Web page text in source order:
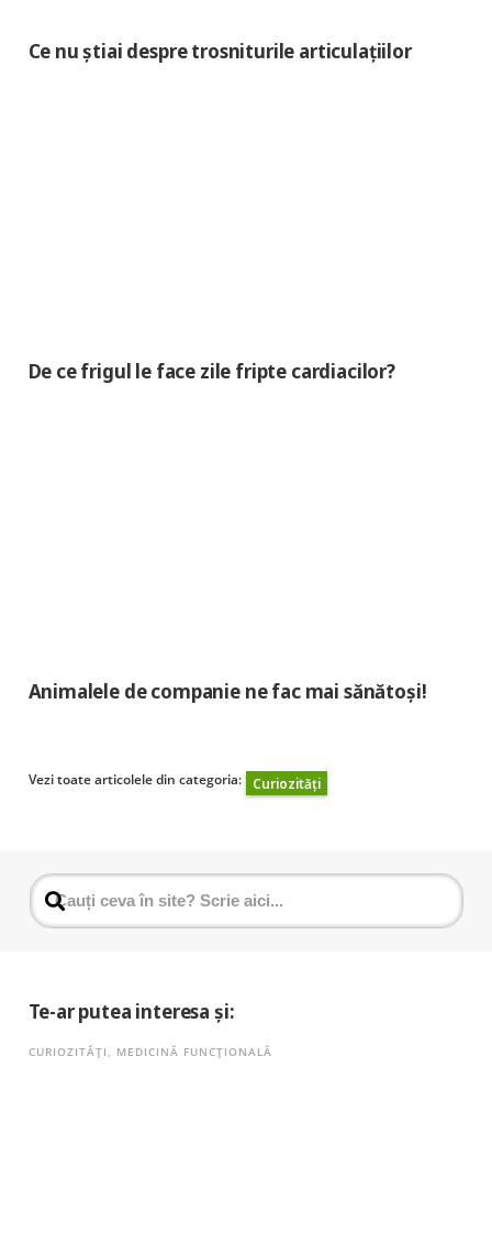
Ce nu știai despre trosniturile articulațiilor
De ce frigul le face zile fripte cardiacilor?
Animalele de companie ne fac mai sănătoși!
Vezi toate articolele din categoria: Curiozități
Te-ar putea interesa și:
CURIOZITĂȚI, MEDICINĂ FUNCȚIONALĂ